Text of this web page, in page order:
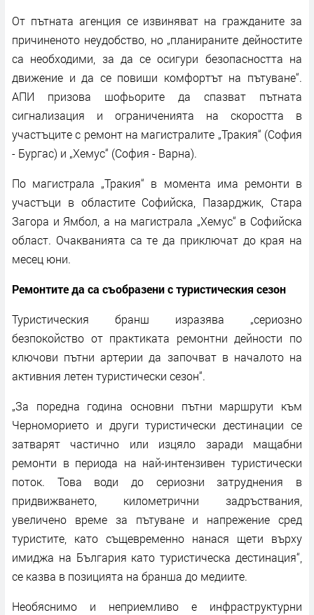
От пътната агенция се извиняват на гражданите за
причиненото неудобство, но „планираните дейностите
са необходими, за да се осигури безопасността на
движение и да се повиши комфортът на пътуване“.
АПИ призова шофьорите да спазват пътната
сигнализация и ограниченията на скоростта в
участъците с ремонт на магистралите „Тракия“ (София
- Бургас) и „Хемус“ (София - Варна).
По магистрала „Тракия“ в момента има ремонти в
участъци в областите Софийска, Пазарджик, Стара
Загора и Ямбол, а на магистрала „Хемус“ в Софийска
област. Очакванията са те да приключат до края на
месец юни.
Ремонтите да са съобразени с туристическия сезон
Туристическия бранш изразява „сериозно
безпокойство от практиката ремонтни дейности по
ключови пътни артерии да започват в началото на
активния летен туристически сезон“.
„За поредна година основни пътни маршрути към
Черноморието и други туристически дестинации се
затварят частично или изцяло заради мащабни
ремонти в периода на най-интензивен туристически
поток. Това води до сериозни затруднения в
придвижването, километрични задръствания,
увеличено време за пътуване и напрежение сред
туристите, като същевременно нанася щети върху
имиджа на България като туристическа дестинация“,
се казва в позицията на бранша до медиите.
Необяснимо и неприемливо е инфраструктурни